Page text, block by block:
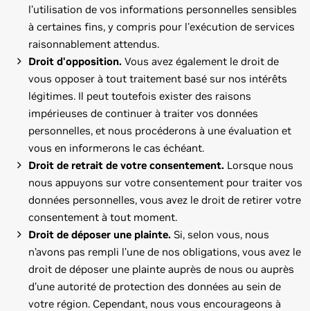
l’utilisation de vos informations personnelles sensibles
à certaines fins, y compris pour l'exécution de services
raisonnablement attendus.
Droit d'opposition. Vous avez également le droit de
vous opposer à tout traitement basé sur nos intérêts
légitimes. Il peut toutefois exister des raisons
impérieuses de continuer à traiter vos données
personnelles, et nous procéderons à une évaluation et
vous en informerons le cas échéant.
Droit de retrait de votre consentement. Lorsque nous
nous appuyons sur votre consentement pour traiter vos
données personnelles, vous avez le droit de retirer votre
consentement à tout moment.
Droit de déposer une plainte. Si, selon vous, nous
n’avons pas rempli l’une de nos obligations, vous avez le
droit de déposer une plainte auprès de nous ou auprès
d’une autorité de protection des données au sein de
votre région. Cependant, nous vous encourageons à